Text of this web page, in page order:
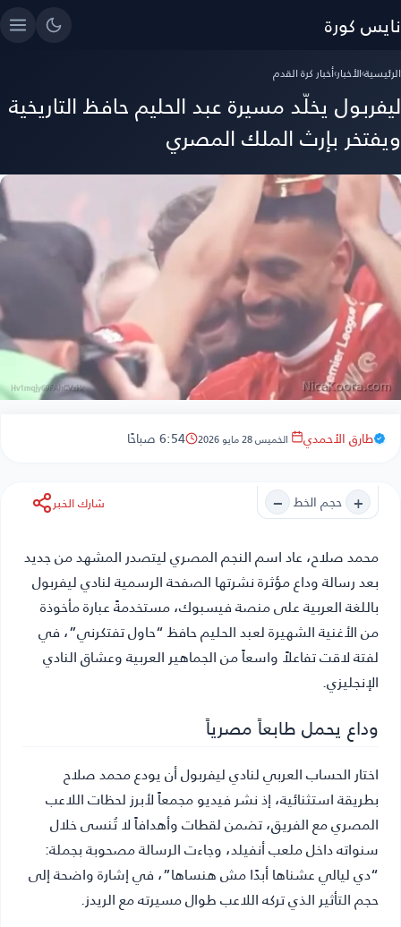
نايس كورة
الرئيسية›الأخبار›أخبار كرة القدم
ليفربول يخلّد مسيرة عبد الحليم حافظ التاريخية
ويفتخر بإرث الملك المصري
طارق الأحمدي الخميس 28 مايو 2026 6:54 صباحًا
+ حجم الخط − شارك الخبر
محمد صلاح، عاد اسم النجم المصري ليتصدر المشهد من جديد
بعد رسالة وداع مؤثرة نشرتها الصفحة الرسمية لنادي ليفربول
باللغة العربية على منصة فيسبوك، مستخدمةً عبارة مأخوذة
من الأغنية الشهيرة لعبد الحليم حافظ “حاول تفتكرني”، في
لفتة لاقت تفاعلاً واسعاً من الجماهير العربية وعشاق النادي
الإنجليزي.
وداع يحمل طابعاً مصرياً
اختار الحساب العربي لنادي ليفربول أن يودع محمد صلاح
بطريقة استثنائية، إذ نشر فيديو مجمعاً لأبرز لحظات اللاعب
المصري مع الفريق، تضمن لقطات وأهدافاً لا تُنسى خلال
سنواته داخل ملعب أنفيلد، وجاءت الرسالة مصحوبة بجملة:
“دي ليالي عشناها أبدًا مش هنساها”، في إشارة واضحة إلى
حجم التأثير الذي تركه اللاعب طوال مسيرته مع الريدز.